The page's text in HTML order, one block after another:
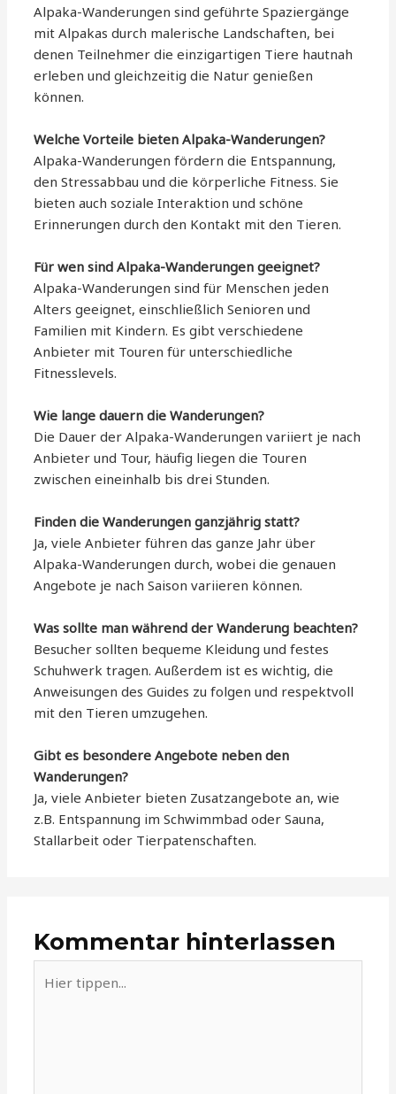
Alpaka-Wanderungen sind geführte Spaziergänge
mit Alpakas durch malerische Landschaften, bei
denen Teilnehmer die einzigartigen Tiere hautnah
erleben und gleichzeitig die Natur genießen
können.
Welche Vorteile bieten Alpaka-Wanderungen?
Alpaka-Wanderungen fördern die Entspannung,
den Stressabbau und die körperliche Fitness. Sie
bieten auch soziale Interaktion und schöne
Erinnerungen durch den Kontakt mit den Tieren.
Für wen sind Alpaka-Wanderungen geeignet?
Alpaka-Wanderungen sind für Menschen jeden
Alters geeignet, einschließlich Senioren und
Familien mit Kindern. Es gibt verschiedene
Anbieter mit Touren für unterschiedliche
Fitnesslevels.
Wie lange dauern die Wanderungen?
Die Dauer der Alpaka-Wanderungen variiert je nach
Anbieter und Tour, häufig liegen die Touren
zwischen eineinhalb bis drei Stunden.
Finden die Wanderungen ganzjährig statt?
Ja, viele Anbieter führen das ganze Jahr über
Alpaka-Wanderungen durch, wobei die genauen
Angebote je nach Saison variieren können.
Was sollte man während der Wanderung beachten?
Besucher sollten bequeme Kleidung und festes
Schuhwerk tragen. Außerdem ist es wichtig, die
Anweisungen des Guides zu folgen und respektvoll
mit den Tieren umzugehen.
Gibt es besondere Angebote neben den
Wanderungen?
Ja, viele Anbieter bieten Zusatzangebote an, wie
z.B. Entspannung im Schwimmbad oder Sauna,
Stallarbeit oder Tierpatenschaften.
Kommentar hinterlassen
tippen...